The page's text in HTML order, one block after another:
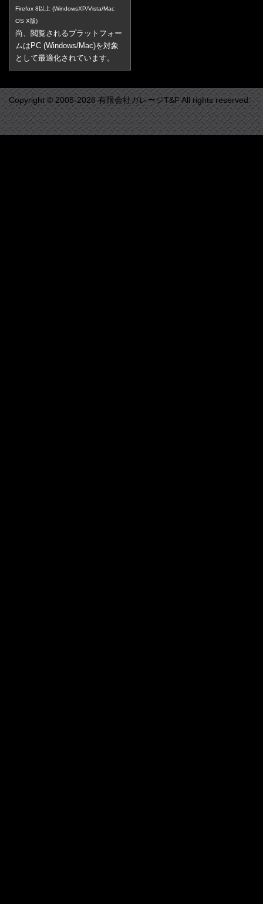
Firefox 8以上 (WindowsXP/Vista/Mac
OS X版)
尚、閲覧されるプラットフォー
ムはPC (Windows/Mac)を対象
として最適化されています。
Copyright © 2005-2026 有限会社ガレージT&F All rights reserved.